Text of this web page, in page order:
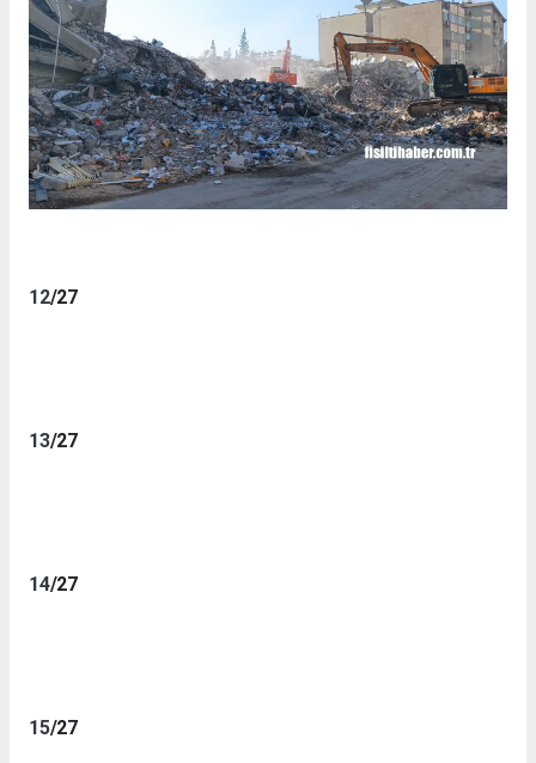
12/27
13/27
14/27
15/27